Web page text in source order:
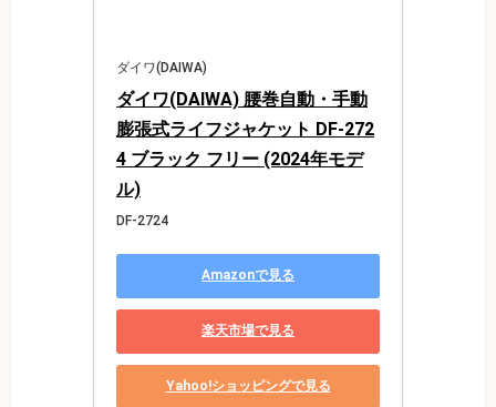
ダイワ(DAIWA)
ダイワ(DAIWA) 腰巻自動・手動
膨張式ライフジャケット DF-272
4 ブラック フリー (2024年モデ
ル)
DF-2724
Amazonで見る
楽天市場で見る
Yahoo!ショッピングで見る